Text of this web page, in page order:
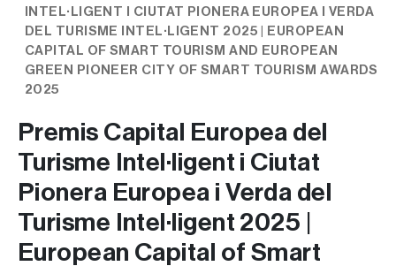
INTEL·LIGENT I CIUTAT PIONERA EUROPEA I VERDA
DEL TURISME INTEL·LIGENT 2025 | EUROPEAN
CAPITAL OF SMART TOURISM AND EUROPEAN
GREEN PIONEER CITY OF SMART TOURISM AWARDS
2025
Premis Capital Europea del
Turisme Intel·ligent i Ciutat
Pionera Europea i Verda del
Turisme Intel·ligent 2025 |
European Capital of Smart